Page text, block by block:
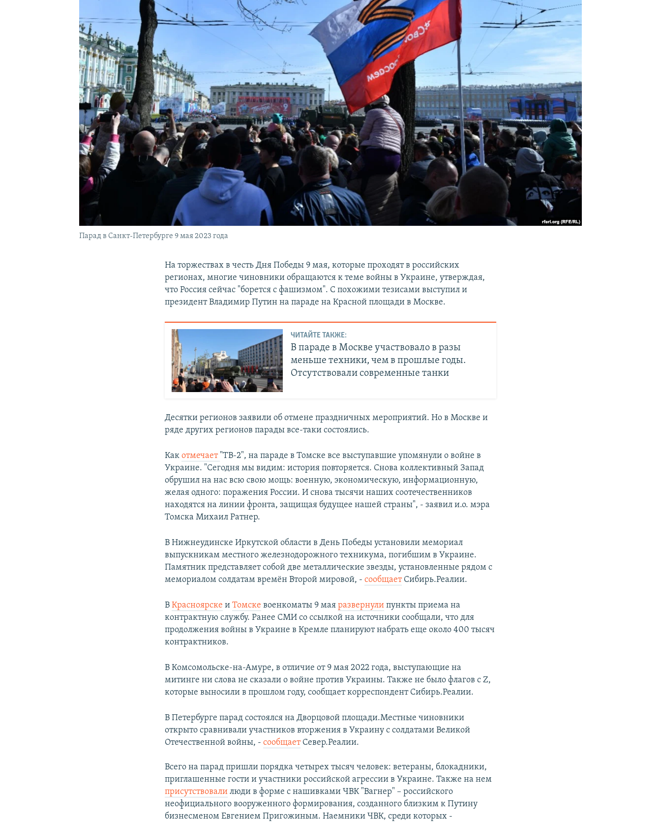
Парад в Санкт-Петербурге 9 мая 2023 года
На торжествах в честь Дня Победы 9 мая, которые проходят в российских
регионах, многие чиновники обращаются к теме войны в Украине, утверждая,
что Россия сейчас "борется с фашизмом". С похожими тезисами выступил и
президент Владимир Путин на параде на Красной площади в Москве.
ЧИТАЙТЕ ТАКЖЕ:
В параде в Москве участвовало в разы
меньше техники, чем в прошлые годы.
Отсутствовали современные танки
Десятки регионов заявили об отмене праздничных мероприятий. Но в Москве и
ряде других регионов парады все-таки состоялись.
Какотмечает "ТВ-2", на параде в Томске все выступавшие упомянули о войне в
Украине. "Сегодня мы видим: история повторяется. Снова коллективный Запад
обрушил на нас всю свою мощь: военную, экономическую, информационную,
желая одного: поражения России. И снова тысячи наших соотечественников
находятся на линии фронта, защищая будущее нашей страны", - заявил и.о. мэра
Томска Михаил Ратнер.
В Нижнеудинске Иркутской области в День Победы установили мемориал
выпускникам местного железнодорожного техникума, погибшим в Украине.
Памятник представляет собой две металлические звезды, установленные рядом с
мемориалом солдатам времён Второй мировой, -сообщаетСибирь.Реалии.
ВКрасноярске иТомске военкоматы 9 маяразвернули пункты приема на
контрактную службу. Ранее СМИ со ссылкой на источники сообщали, что для
продолжения войны в Украине в Кремле планируют набрать еще около 400 тысяч
контрактников.
В Комсомольске-на-Амуре, в отличие от 9 мая 2022 года, выступающие на
митинге ни слова не сказали о войне против Украины. Также не было флагов с Z,
которые выносили в прошлом году, сообщает корреспондент Сибирь.Реалии.
В Петербурге парад состоялся на Дворцовой площади.Местные чиновники
открыто сравнивали участников вторжения в Украину с солдатами Великой
Отечественной войны, -сообщаетСевер.Реалии.
Всего на парад пришли порядка четырех тысяч человек: ветераны, блокадники,
приглашенные гости и участники российской агрессии в Украине. Также на нем
присутствовали люди в форме с нашивками ЧВК "Вагнер" – российского
неофициального вооруженного формирования, созданного близким к Путину
бизнесменом Евгением Пригожиным. Наемники ЧВК, среди которых -